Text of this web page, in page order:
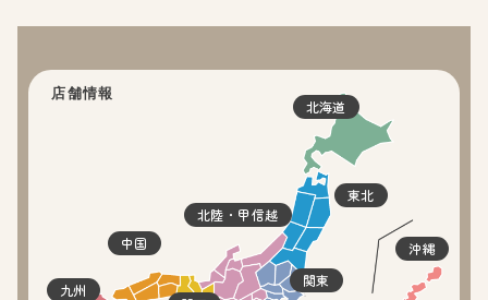
店舗情報
北海道
東北
関東
北陸・甲信越
中国
九州
沖縄